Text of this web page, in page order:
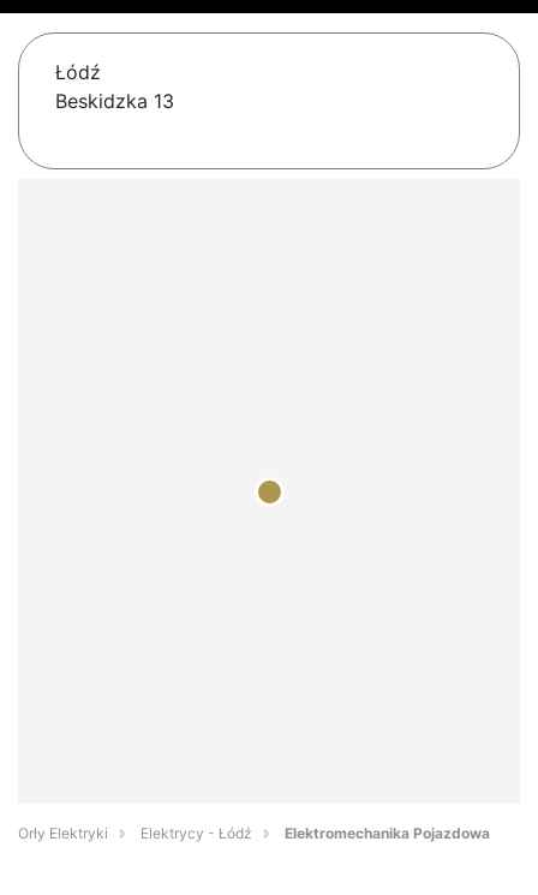
Łódź
Beskidzka 13
Orły Elektryki Elektrycy - Łódź Elektromechanika Pojazdowa